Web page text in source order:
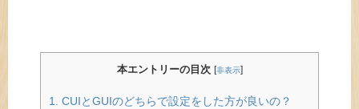
本エントリーの目次 [非表示]
1. CUIとGUIのどちらで設定をした方が良いの？